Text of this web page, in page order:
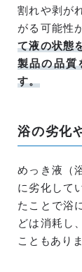
割れや剥が
がる可能性
て液の状態
製品の品質
す。
浴の劣化
めっき液（
に劣化して
たことで浴
どは消耗し
こともありま